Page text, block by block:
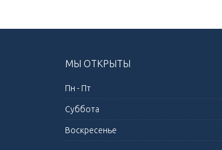
МЫ ОТКРЫТЫ
Пн - Пт
Суббота
Воскресенье